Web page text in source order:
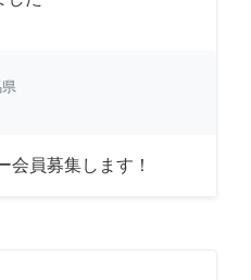
会員募集します！